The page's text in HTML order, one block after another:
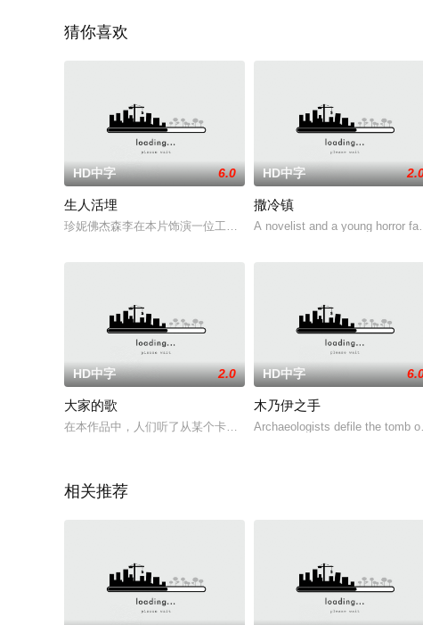
猜你喜欢
HD中字 6.0
生人活埋
珍妮佛杰森李在本片饰演一位工于心计的狠毒妻子。 友善、博学的克
HD中字
撒冷镇
A novelist and a young horror fan
HD中字 2.0
大家的歌
在本作品中，人们听了从某个卡式录音带中流淌出的“某个旋律”后，自
HD中字
木乃伊之手
Archaeologists defile the tomb of
相关推荐